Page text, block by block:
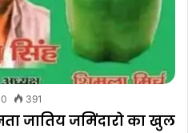
0 391
जातिय जमिंदारो का खुल